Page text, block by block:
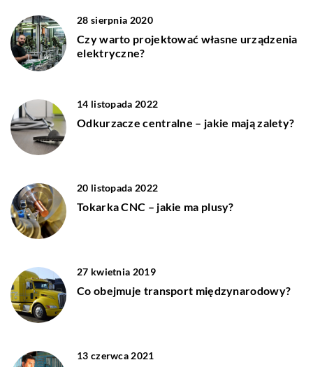
28 sierpnia 2020
Czy warto projektować własne urządzenia
elektryczne?
14 listopada 2022
Odkurzacze centralne – jakie mają zalety?
20 listopada 2022
Tokarka CNC – jakie ma plusy?
27 kwietnia 2019
Co obejmuje transport międzynarodowy?
13 czerwca 2021